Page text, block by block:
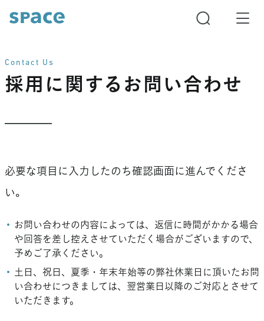
Contact Us
採用に関するお問い合わせ
必要な項目に入力したのち確認画面に進んでくださ
い。
お問い合わせの内容によっては、返信に時間がかかる場合
や回答を差し控えさせていただく場合がございますので、
予めご了承ください。
土日、祝日、夏季・年末年始等の弊社休業日に頂いたお問
い合わせにつきましては、翌営業日以降のご対応とさせて
いただきます。